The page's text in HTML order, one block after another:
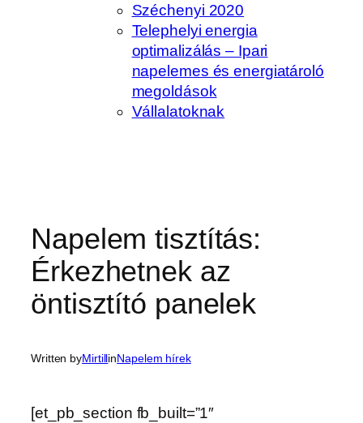
Széchenyi 2020
Telephelyi energia
optimalizálás – Ipari
napelemes és energiatároló
megoldások
Vállalatoknak
Napelem tisztítás:
Érkezhetnek az
öntisztító panelek
Written byMirtillinNapelem hírek
[et_pb_section fb_built=”1″